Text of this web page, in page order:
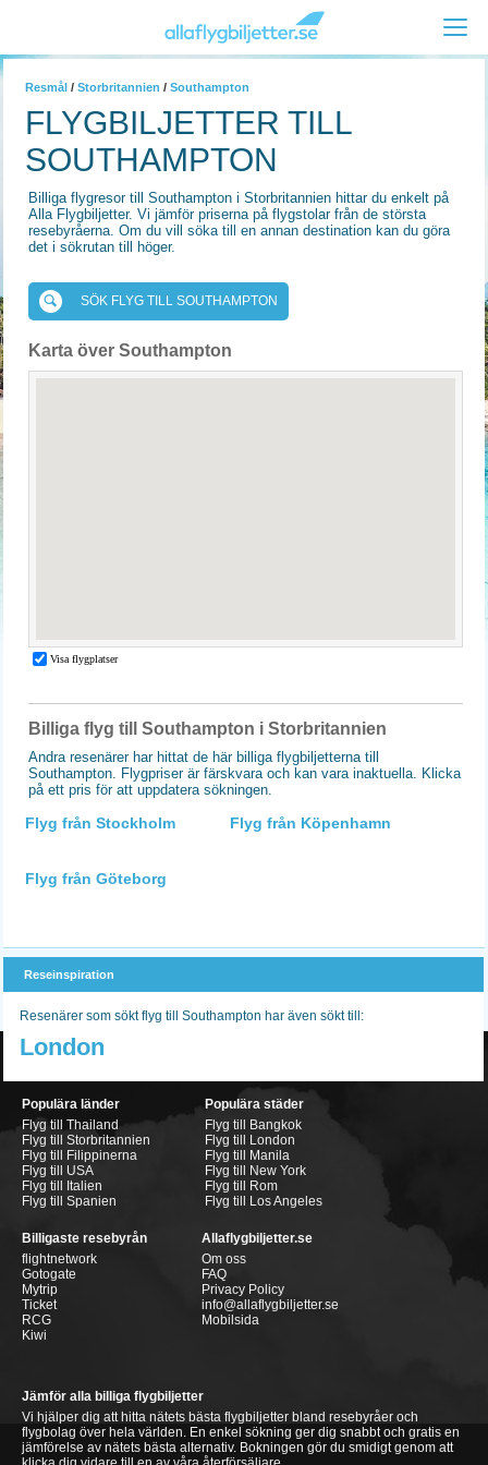
Resmål / Storbritannien / Southampton
FLYGBILJETTER TILL
SOUTHAMPTON
Billiga flygresor till Southampton i Storbritannien hittar du enkelt på
Alla Flygbiljetter. Vi jämför priserna på flygstolar från de största
resebyråerna. Om du vill söka till en annan destination kan du göra
det i sökrutan till höger.
SÖK FLYG TILL SOUTHAMPTON
Karta över Southampton
Billiga flyg till Southampton i Storbritannien
Andra resenärer har hittat de här billiga flygbiljetterna till
Southampton. Flygpriser är färskvara och kan vara inaktuella. Klicka
på ett pris för att uppdatera sökningen.
Flyg från Stockholm Flyg från Köpenhamn
Flyg från Göteborg
Reseinspiration
Resenärer som sökt flyg till Southampton har även sökt till:
London
Populära länder
Flyg till Thailand
Flyg till Storbritannien
Flyg till Filippinerna
Flyg till USA
Flyg till Italien
Flyg till Spanien
Populära städer
Flyg till Bangkok
Flyg till London
Flyg till Manila
Flyg till New York
Flyg till Rom
Flyg till Los Angeles
Billigaste resebyrån
flightnetwork
Gotogate
Mytrip
Ticket
RCG
Kiwi
Allaflygbiljetter.se
Om oss
FAQ
Privacy Policy
info@allaflygbiljetter.se
Mobilsida
Jämför alla billiga flygbiljetter
Vi hjälper dig att hitta nätets bästa flygbiljetter bland resebyråer och
flygbolag över hela världen. En enkel sökning ger dig snabbt och gratis en
jämförelse av nätets bästa alternativ. Bokningen gör du smidigt genom att